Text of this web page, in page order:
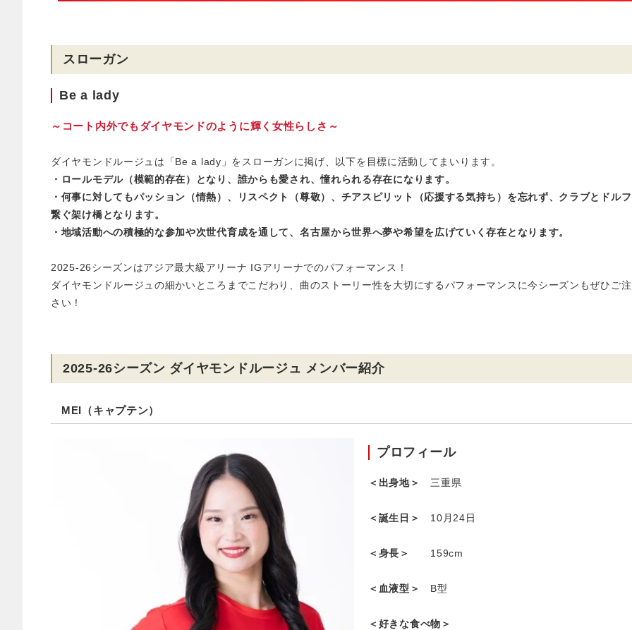
スローガン
Be a lady
～コート内外でもダイヤモンドのように輝く女性らしさ～
ダイヤモンドルージュは「Be a lady」をスローガンに掲げ、以下を目標に活動してまいります。
・ロールモデル（模範的存在）となり、誰からも愛され、憧れられる存在になります。
・何事に対してもパッション（情熱）、リスペクト（尊敬）、チアスピリット（応援する気持ち）を忘れず、クラブとドル
繋ぐ架け橋となります。
・地域活動への積極的な参加や次世代育成を通して、名古屋から世界へ夢や希望を広げていく存在となります。
2025-26シーズンはアジア最大級アリーナ IGアリーナでのパフォーマンス！
ダイヤモンドルージュの細かいところまでこだわり、曲のストーリー性を大切にするパフォーマンスに今シーズンもぜひご
さい！
2025-26シーズン ダイヤモンドルージュ メンバー紹介
MEI（キャプテン）
プロフィール
＜出身地＞ 三重県
＜誕生日＞ 10月24日
＜身長＞ 159cm
＜血液型＞ B型
＜好きな食べ物＞